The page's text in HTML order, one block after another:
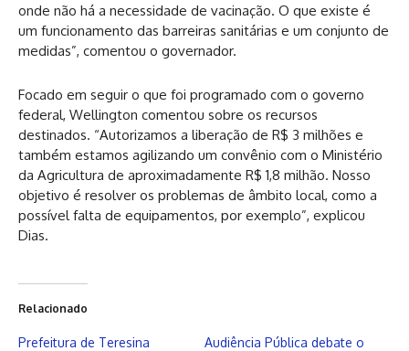
onde não há a necessidade de vacinação. O que existe é
um funcionamento das barreiras sanitárias e um conjunto de
medidas”, comentou o governador.
Focado em seguir o que foi programado com o governo
federal, Wellington comentou sobre os recursos
destinados. “Autorizamos a liberação de R$ 3 milhões e
também estamos agilizando um convênio com o Ministério
da Agricultura de aproximadamente R$ 1,8 milhão. Nosso
objetivo é resolver os problemas de âmbito local, como a
possível falta de equipamentos, por exemplo”, explicou
Dias.
Relacionado
Prefeitura de Teresina
Audiência Pública debate o